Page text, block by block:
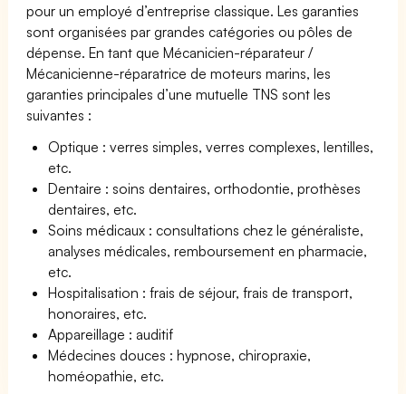
pour un employé d’entreprise classique. Les garanties
sont organisées par grandes catégories ou pôles de
dépense. En tant que Mécanicien-réparateur /
Mécanicienne-réparatrice de moteurs marins, les
garanties principales d’une mutuelle TNS sont les
suivantes :
Optique : verres simples, verres complexes, lentilles,
etc.
Dentaire : soins dentaires, orthodontie, prothèses
dentaires, etc.
Soins médicaux : consultations chez le généraliste,
analyses médicales, remboursement en pharmacie,
etc.
Hospitalisation : frais de séjour, frais de transport,
honoraires, etc.
Appareillage : auditif
Médecines douces : hypnose, chiropraxie,
homéopathie, etc.